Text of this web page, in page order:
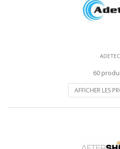
ADETEC
60
AFFICHER LES